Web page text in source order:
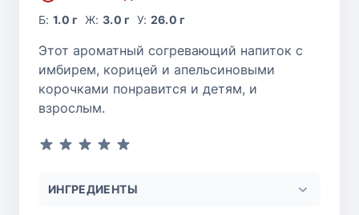
Б:1.0 г Ж: 3.0 г У: 26.0 г
Этот ароматный согревающий напиток с
имбирем, корицей и апельсиновыми
корочками понравится и детям, и
взрослым.
ИНГРЕДИЕНТЫ